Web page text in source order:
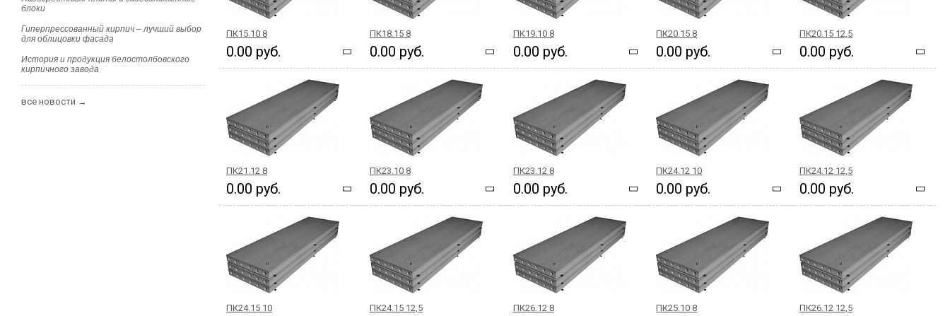
ПК15.10 8
0.00 руб.
ПК18.15 8
0.00 руб.
ПК19.10 8
0.00 руб.
ПК20.15 8
0.00 руб.
ПК20.15 12,5
0.00 руб.
ПК21.12 8
0.00 руб.
ПК23.10 8
0.00 руб.
ПК23.12 8
0.00 руб.
ПК24.12 10
0.00 руб.
ПК24.12 12,5
0.00 руб.
ПК24.15 10 ПК24.15 12,5 ПК26.12 8 ПК25.10 8 ПК26.12 12,5
блоки
Гиперпрессованный кирпич – лучший выбор
для облицовки фасада
История и продукция белостолбовского
кирпичного завода
все новости →